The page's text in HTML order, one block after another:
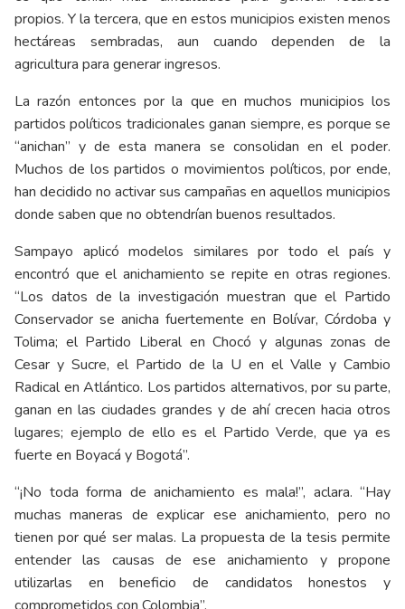
propios. Y la tercera, que en estos municipios existen menos
hectáreas sembradas, aun cuando dependen de la
agricultura para generar ingresos.
La razón entonces por la que en muchos municipios los
partidos políticos tradicionales ganan siempre, es porque se
“anichan” y de esta manera se consolidan en el poder.
Muchos de los partidos o movimientos políticos, por ende,
han decidido no activar sus campañas en aquellos municipios
donde saben que no obtendrían buenos resultados.
Sampayo aplicó modelos similares por todo el país y
encontró que el anichamiento se repite en otras regiones.
“Los datos de la investigación muestran que el Partido
Conservador se anicha fuertemente en Bolívar, Córdoba y
Tolima; el Partido Liberal en Chocó y algunas zonas de
Cesar y Sucre, el Partido de la U en el Valle y Cambio
Radical en Atlántico. Los partidos alternativos, por su parte,
ganan en las ciudades grandes y de ahí crecen hacia otros
lugares; ejemplo de ello es el Partido Verde, que ya es
fuerte en Boyacá y Bogotá”.
“¡No toda forma de anichamiento es mala!”, aclara. “Hay
muchas maneras de explicar ese anichamiento, pero no
tienen por qué ser malas. La propuesta de la tesis permite
entender las causas de ese anichamiento y propone
utilizarlas en beneficio de candidatos honestos y